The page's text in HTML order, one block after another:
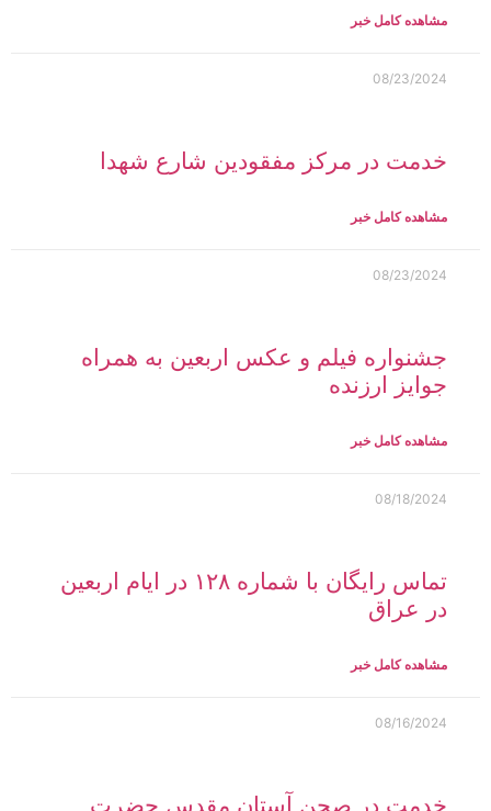
مشاهده کامل خبر
08/23/2024
خدمت در مرکز مفقودین شارع شهدا
مشاهده کامل خبر
08/23/2024
جشنواره فیلم و عکس اربعین به همراه
جوایز ارزنده
مشاهده کامل خبر
08/18/2024
تماس رایگان با شماره ۱۲۸ در ایام اربعین
در عراق
مشاهده کامل خبر
08/16/2024
خدمت در صحن آستان مقدس حضرت